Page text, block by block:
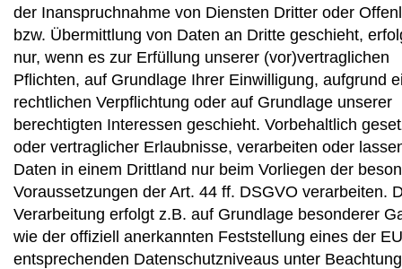
der Inanspruchnahme von Diensten Dritter oder
bzw. Übermittlung von Daten an Dritte geschieht,
nur, wenn es zur Erfüllung unserer (vor)vertraglichen
Pflichten, auf Grundlage Ihrer Einwilligung, aufgrund
rechtlichen Verpflichtung oder auf Grundlage unserer
berechtigten Interessen geschieht. Vorbehaltlich
oder vertraglicher Erlaubnisse, verarbeiten oder
Daten in einem Drittland nur beim Vorliegen der
Voraussetzungen der Art. 44 ff. DSGVO verarbeiten.
Verarbeitung erfolgt z.B. auf Grundlage besonderer
wie der offiziell anerkannten Feststellung eines der EU
entsprechenden Datenschutzniveaus unter